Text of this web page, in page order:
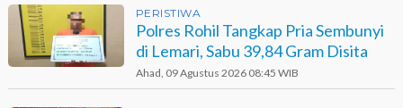
PERISTIWA
Polres Rohil Tangkap Pria Sembunyi
di Lemari, Sabu 39,84 Gram Disita
Ahad, 09 Agustus 2026 08:45 WIB